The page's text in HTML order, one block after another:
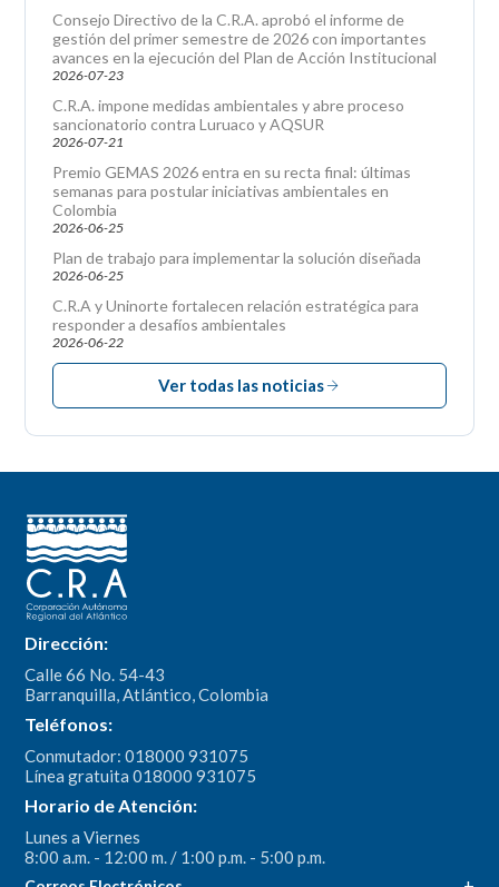
Consejo Directivo de la C.R.A. aprobó el informe de
gestión del primer semestre de 2026 con importantes
avances en la ejecución del Plan de Acción Institucional
2026-07-23
C.R.A. impone medidas ambientales y abre proceso
sancionatorio contra Luruaco y AQSUR
2026-07-21
Premio GEMAS 2026 entra en su recta final: últimas
semanas para postular iniciativas ambientales en
Colombia
2026-06-25
Plan de trabajo para implementar la solución diseñada
2026-06-25
C.R.A y Uninorte fortalecen relación estratégica para
responder a desafíos ambientales
2026-06-22
Ver todas las noticias
Dirección:
Calle 66 No. 54-43
Barranquilla, Atlántico, Colombia
Teléfonos:
Conmutador: 018000 931075
Línea gratuita 018000 931075
Horario de Atención:
Lunes a Viernes
8:00 a.m. - 12:00 m. / 1:00 p.m. - 5:00 p.m.